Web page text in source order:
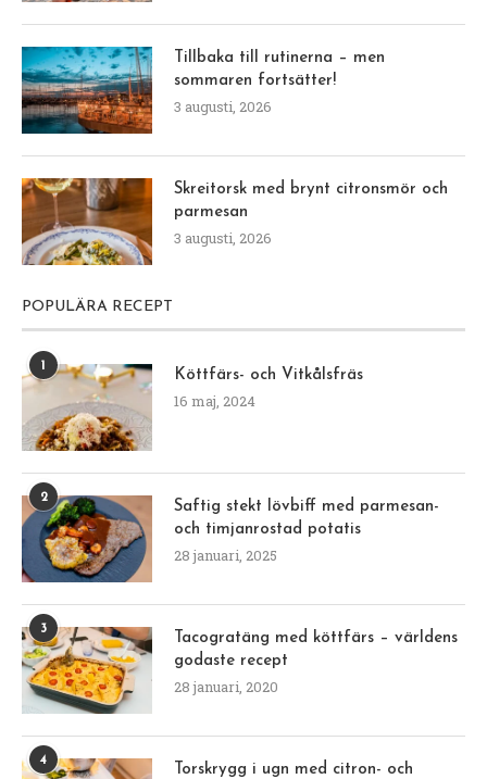
Tillbaka till rutinerna – men
sommaren fortsätter!
3 augusti, 2026
Skreitorsk med brynt citronsmör och
parmesan
3 augusti, 2026
POPULÄRA RECEPT
1
Köttfärs- och Vitkålsfräs
16 maj, 2024
2
Saftig stekt lövbiff med parmesan-
och timjanrostad potatis
28 januari, 2025
3
Tacogratäng med köttfärs – världens
godaste recept
28 januari, 2020
4
Torskrygg i ugn med citron- och